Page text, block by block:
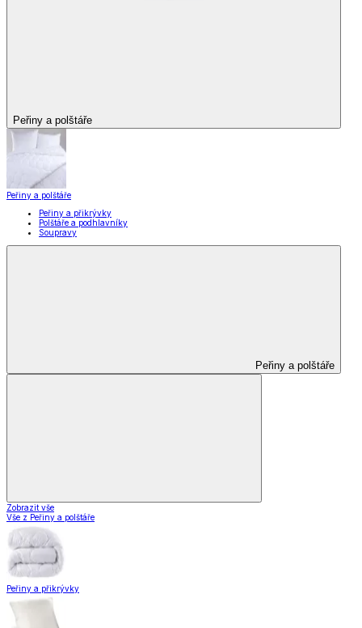
Peřiny a polštáře
Peřiny a polštáře
Peřiny a přikrývky
Polštáře a podhlavníky
Soupravy
Peřiny a polštáře
Zobrazit vše
Vše z Peřiny a polštáře
Peřiny a přikrývky